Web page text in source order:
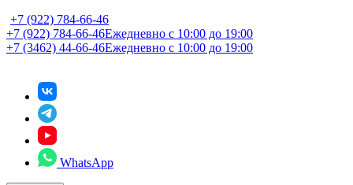
+7 (922) 784-66-46
+7 (922) 784-66-46Ежедневно с 10:00 до 19:00
+7 (3462) 44-66-46Ежедневно с 10:00 до 19:00
WhatsApp